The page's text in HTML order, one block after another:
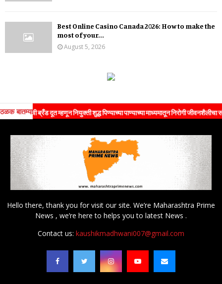
Best Online Casino Canada 2026: How to make the
most of your...
August 5, 2026
ठळक बातम्या
ब्रँड दूत म्हणून नियुक्ती शुद्ध पिण्याच्या पाण्याच्या माध्यमातून निरोगी जीवनशैलीचा संदेश
Hello there, thank you for visit our site. We’re Maharashtra Prime
News , we’re here to helps you to latest News .
Contact us: kaushikmadhwani007@gmail.com